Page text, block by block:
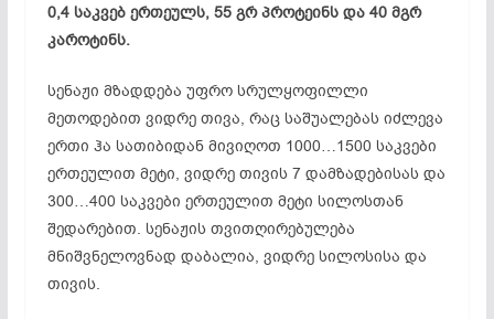
0,4 საკვებ ერთეულს, 55 გრ პროტეინს და 40 მგრ
კაროტინს.
სენაჟი მზადდება უფრო სრულყოფილლი
მეთოდებით ვიდრე თივა, რაც საშუალებას იძლევა
ერთი ჰა სათიბიდან მივიღოთ 1000…1500 საკვები
ერთეულით მეტი, ვიდრე თივის 7 დამზადებისას და
300…400 საკვები ერთეულით მეტი სილოსთან
შედარებით. სენაჟის თვითღირებულება
მნიშვნელოვნად დაბალია, ვიდრე სილოსისა და
თივის.